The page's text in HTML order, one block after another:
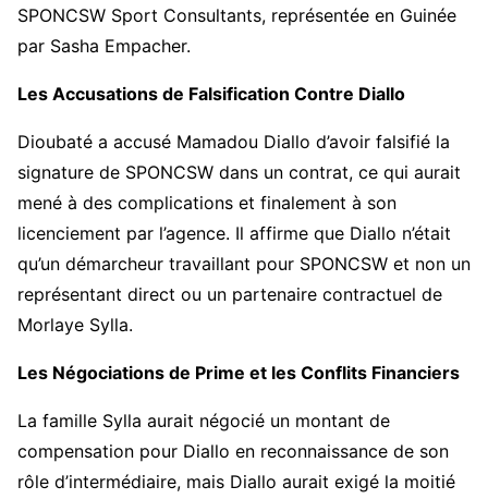
SPONCSW Sport Consultants, représentée en Guinée
par Sasha Empacher.
Les Accusations de Falsification Contre Diallo
Dioubaté a accusé Mamadou Diallo d’avoir falsifié la
signature de SPONCSW dans un contrat, ce qui aurait
mené à des complications et finalement à son
licenciement par l’agence. Il affirme que Diallo n’était
qu’un démarcheur travaillant pour SPONCSW et non un
représentant direct ou un partenaire contractuel de
Morlaye Sylla.
Les Négociations de Prime et les Conflits Financiers
La famille Sylla aurait négocié un montant de
compensation pour Diallo en reconnaissance de son
rôle d’intermédiaire, mais Diallo aurait exigé la moitié